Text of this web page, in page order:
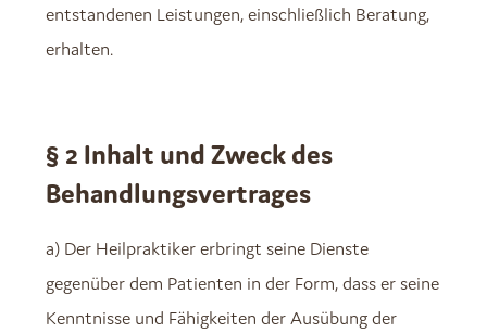
entstandenen Leistungen, einschließlich Beratung,
erhalten.
§ 2 Inhalt und Zweck des
Behandlungsvertrages
a) Der Heilpraktiker erbringt seine Dienste
gegenüber dem Patienten in der Form, dass er seine
Kenntnisse und Fähigkeiten der Ausübung der